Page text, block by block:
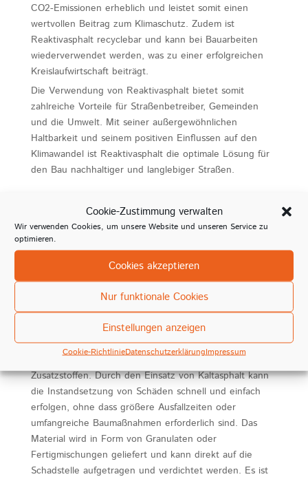
Cookie-Zustimmung verwalten
Wir verwenden Cookies, um unsere Website und unseren Service zu
optimieren.
Cookies akzeptieren
Nur funktionale Cookies
Einstellungen anzeigen
Cookie-RichtlinieDatenschutzerklärungImpressum
CO2-Emissionen erheblich und leistet somit einen
wertvollen Beitrag zum Klimaschutz. Zudem ist
Reaktivasphalt recyclebar und kann bei Bauarbeiten
wiederverwendet werden, was zu einer erfolgreichen
Kreislaufwirtschaft beiträgt.
Die Verwendung von Reaktivasphalt bietet somit
zahlreiche Vorteile für Straßenbetreiber, Gemeinden
und die Umwelt. Mit seiner außergewöhnlichen
Haltbarkeit und seinem positiven Einflussen auf den
Klimawandel ist Reaktivasphalt die optimale Lösung für
den Bau nachhaltiger und langlebiger Straßen.
Kaltasphalt und Kaltmischgut
Kaltasphalt und Kaltmischgut sind Materialien, die oft als
kurzfristige Lösung zur Reparatur von Schadstellen
verwendet werden. Diese Arten von Materialien bieten
eine schnelle und praktische Methode, um Löcher,
Risse oder andere Schäden in Straßenbelägen,
Gehwegen oder anderen befestigten Flächen zu
Der Kaltasphalt besteht aus einer Mischung aus
mineralischen Bestandteilen, Bindemitteln und
Zusatzstoffen. Durch den Einsatz von Kaltasphalt kann
die Instandsetzung von Schäden schnell und einfach
erfolgen, ohne dass größere Ausfallzeiten oder
umfangreiche Baumaßnahmen erforderlich sind. Das
Material wird in Form von Granulaten oder
Fertigmischungen geliefert und kann direkt auf die
Schadstelle aufgetragen und verdichtet werden. Es ist